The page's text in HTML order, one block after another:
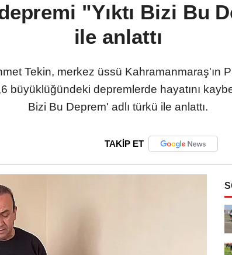
"Yıktı Bizi Bu
ile anlattı
Tekin, merkez üssü Kahramanmaraş'ın
büyüklüğündeki depremlerde hayatını
Bizi Bu Deprem' adlı türkü ile anlattı.
TAKİP ET